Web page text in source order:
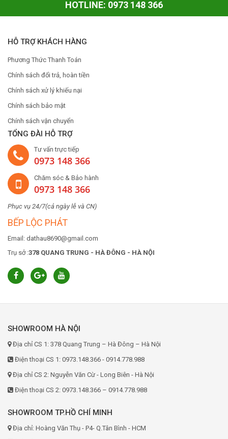
HOTLINE: 0973 148 366
HỖ TRỢ KHÁCH HÀNG
Phương Thức Thanh Toán
Chính sách đổi trả, hoàn tiền
Chính sách xử lý khiếu nại
Chính sách bảo mật
Chính sách vận chuyển
TỔNG ĐÀI HỖ TRỢ
Tư vấn trực tiếp
0973 148 366
Chăm sóc & Bảo hành
0973 148 366
Phục vụ 24/7(cả ngày lễ và CN)
BẾP LỘC PHÁT
Email: dathau8690@gmail.com
Trụ sở :378 QUANG TRUNG - HÀ ĐÔNG - HÀ NỘI
SHOWROOM HÀ NỘI
Địa chỉ CS 1: 378 Quang Trung – Hà Đông – Hà Nội
Điện thoại CS 1: 0973.148.366 - 0914.778.988
Địa chỉ CS 2: Nguyễn Văn Cừ - Long Biên - Hà Nội
Điện thoại CS 2: 0973.148.366 – 0914.778.988
SHOWROOM TP.HỒ CHÍ MINH
Địa chỉ: Hoàng Văn Thụ - P4- Q.Tân Bình - HCM